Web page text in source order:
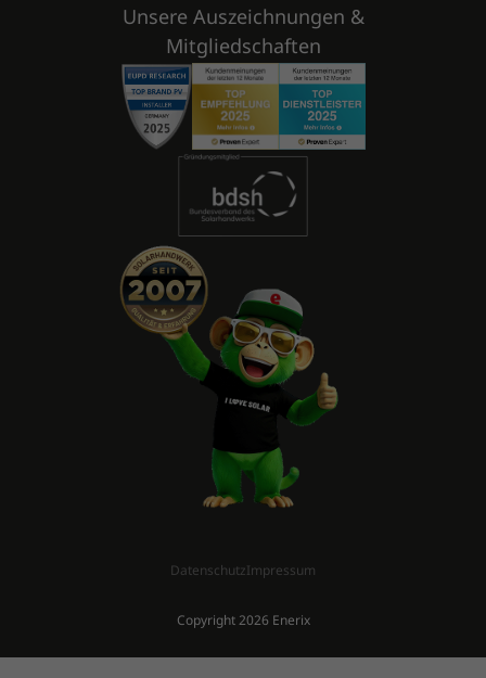
Unsere Auszeichnungen &
Mitgliedschaften
Copyright 2026 Enerix
DatenschutzImpressum